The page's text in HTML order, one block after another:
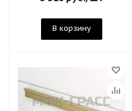
В корзину